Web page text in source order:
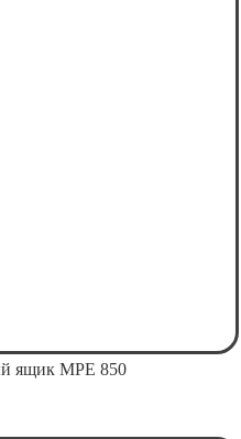
ящик MPE 850